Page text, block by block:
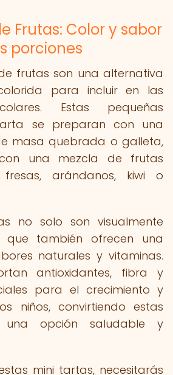
Frutas: Color y sabor
porciones
frutas son una alternativa
para incluir en las
Estas pequeñas
se preparan con una
masa quebrada o galleta,
una mezcla de frutas
arándanos, kiwi o
no solo son visualmente
que también ofrecen una
naturales y vitaminas.
antioxidantes, fibra y
para el crecimiento y
niños, convirtiendo estas
una opción saludable y
mini tartas, necesitarás